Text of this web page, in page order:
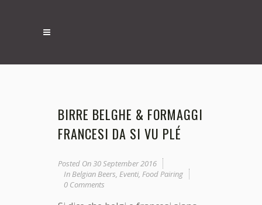
BIRRE BELGHE & FORMAGGI
FRANCESI DA SI VU PLÉ
Posted On30 September 2016
InBelgian Beers, Eventi, Food Pairing
0 Comments